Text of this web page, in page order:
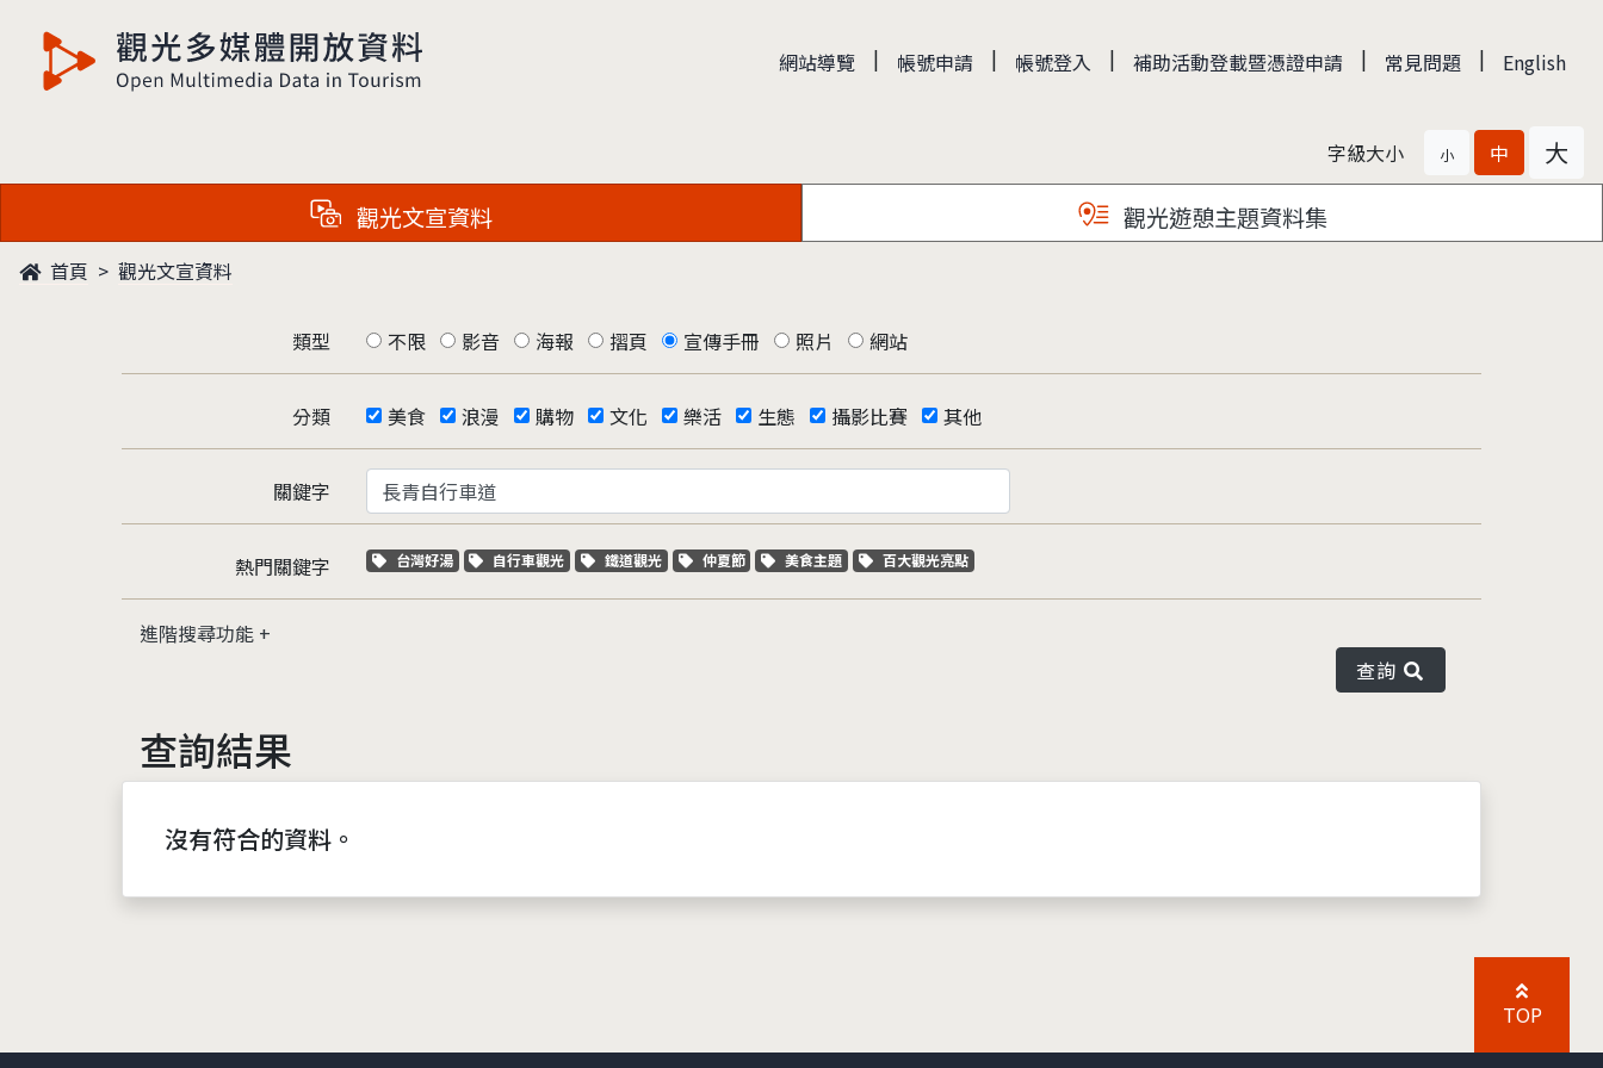
觀光多媒體開放資料 網站導覽 | 帳號申請 | 帳號登入 | 補助活動登載暨憑證申請 | 常見問題 | English
字級大小 小 中 大
觀光文宣資料 觀光遊憩主題資料集
首頁 觀光文宣資料
類型 不限 影音 海報 摺頁 宣傳手冊 照片 網站
分類 美食 浪漫 購物 文化 樂活 生態 攝影比賽 其他
關鍵字
熱門關鍵字 關鍵字標籤
台灣好湯 關鍵字標籤
自行車觀光 關鍵字標籤
鐵道觀光 關鍵字標籤
仲夏節 關鍵字標籤
美食主題 關鍵字標籤
百大觀光亮點
進階搜尋功能
查詢
查詢結果
沒有符合的資料。
TOP